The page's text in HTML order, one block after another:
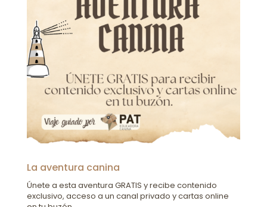
La aventura canina
Únete a esta aventura GRATIS y recibe contenido
exclusivo, acceso a un canal privado y cartas online